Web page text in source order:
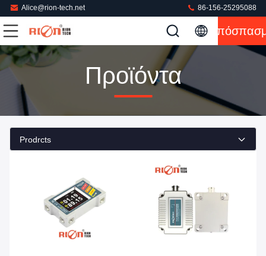
Alice@rion-tech.net 86-156-25295088
Προϊόντα
Prodrcts